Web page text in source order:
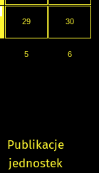
29 30
5 6
Publikacje
jednostek